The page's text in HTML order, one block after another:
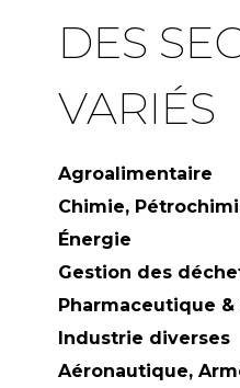
DES
VARIÉS
Agroalimentaire
Chimie,
Énergie
Gestion des
Pharmaceutique
Industrie diverses
Aéronautique,